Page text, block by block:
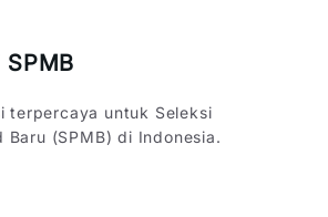
terpercaya untuk Seleksi
Baru (SPMB) di Indonesia.